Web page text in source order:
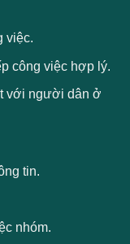
việc.
công việc hợp lý.
với người dân ở
tin.
nhóm.